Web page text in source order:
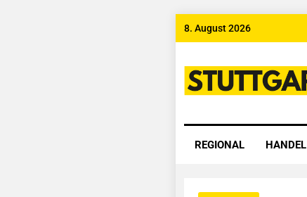
Skip
8. August 2026
REGIONAL HANDEL